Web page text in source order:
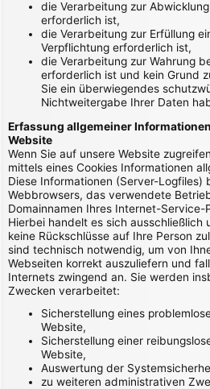
die Verarbeitung zur
erforderlich ist,
die Verarbeitung zur Erfüllung
Verpflichtung erforderlich ist,
die Verarbeitung zur Wahrung
erforderlich ist und kein Grund
Sie ein überwiegendes
Nichtweitergabe Ihrer Daten
Erfassung allgemeiner
Website
Wenn Sie auf unsere Website
mittels eines Cookies Informationen
Diese Informationen (Server-
Webbrowsers, das verwendete
Domainnamen Ihres Internet-Service-
Hierbei handelt es sich ausschließlich
keine Rückschlüsse auf Ihre Person
sind technisch notwendig, um von
Webseiten korrekt auszuliefern und
Internets zwingend an. Sie werden
Zwecken verarbeitet:
Sicherstellung eines
Website,
Sicherstellung einer
Website,
Auswertung der
zu weiteren administrativen